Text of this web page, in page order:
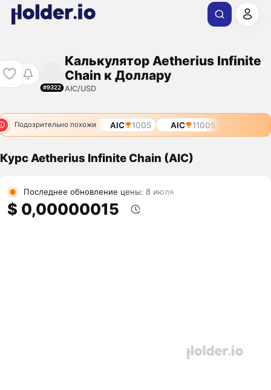
#9322
Калькулятор Aetherius Infinite
Chain к Доллару
AIC/USD
Подозрительно похожи AIC 1005 AIC 11005
Курс Aetherius Infinite Chain (AIC)
Последнее обновление цены: 8 июля
$ 0,00000015